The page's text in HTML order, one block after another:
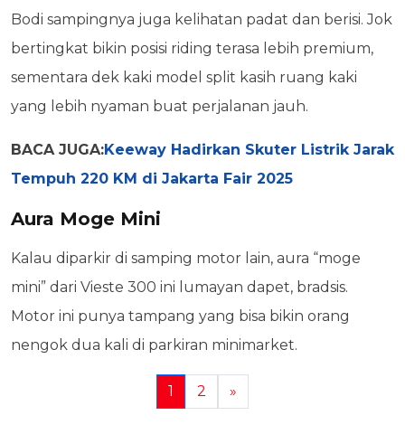
Bodi sampingnya juga kelihatan padat dan berisi. Jok
bertingkat bikin posisi riding terasa lebih premium,
sementara dek kaki model split kasih ruang kaki
yang lebih nyaman buat perjalanan jauh.
BACA JUGA:Keeway Hadirkan Skuter Listrik Jarak
Tempuh 220 KM di Jakarta Fair 2025
Aura Moge Mini
Kalau diparkir di samping motor lain, aura “moge
mini” dari Vieste 300 ini lumayan dapet, bradsis.
Motor ini punya tampang yang bisa bikin orang
nengok dua kali di parkiran minimarket.
1 2 »